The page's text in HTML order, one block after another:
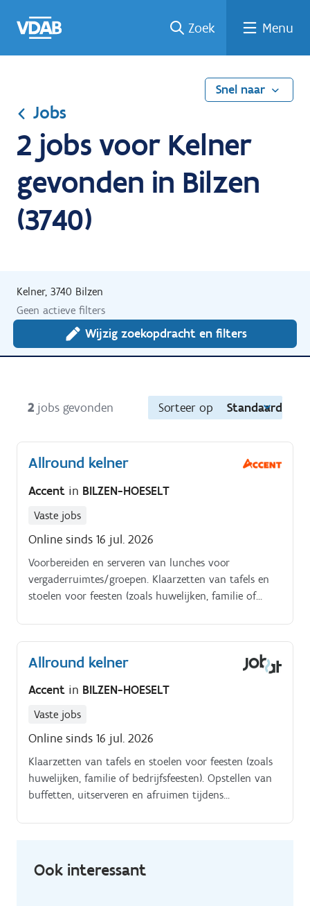
naar
een
een
job
naar
Zoek Menu
Snel naar
Jobs
2 jobs voor Kelner
gevonden in Bilzen
(3740)
Kelner, 3740 Bilzen
Geen actieve filters
Wijzig zoekopdracht en filters
2 jobs gevonden Sorteer op Standaard
Allround kelner
Accent in BILZEN-HOESELT
Vaste jobs
Online sinds 16 jul. 2026
Voorbereiden en serveren van lunches voor
vergaderruimtes/groepen. Klaarzetten van tafels en
stoelen voor feesten (zoals huwelijken, familie of
Allround kelner
Accent in BILZEN-HOESELT
Vaste jobs
Online sinds 16 jul. 2026
Klaarzetten van tafels en stoelen voor feesten (zoals
huwelijken, familie of bedrijfsfeesten). Opstellen van
buffetten, uitserveren en afruimen tijdens
Ook interessant